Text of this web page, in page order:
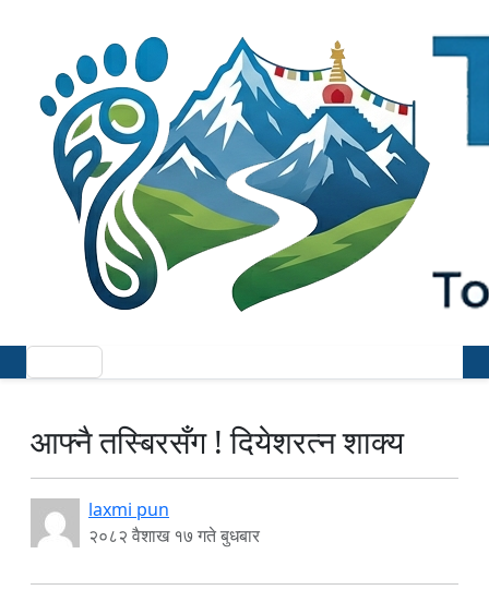
आफ्नै तस्बिरसँग ! दियेशरत्न शाक्य
laxmi pun
२०८२ वैशाख १७ गते बुधबार